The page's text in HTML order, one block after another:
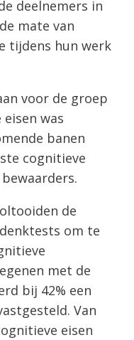
deelnemers in
mate van
tijdens hun werk
voor de groep
was
banen
cognitieve
de
om te
met de
bij 42% een
Van
eisen